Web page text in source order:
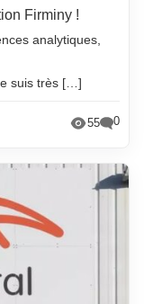
Firminy !
analytiques,
suis très […]
55 0